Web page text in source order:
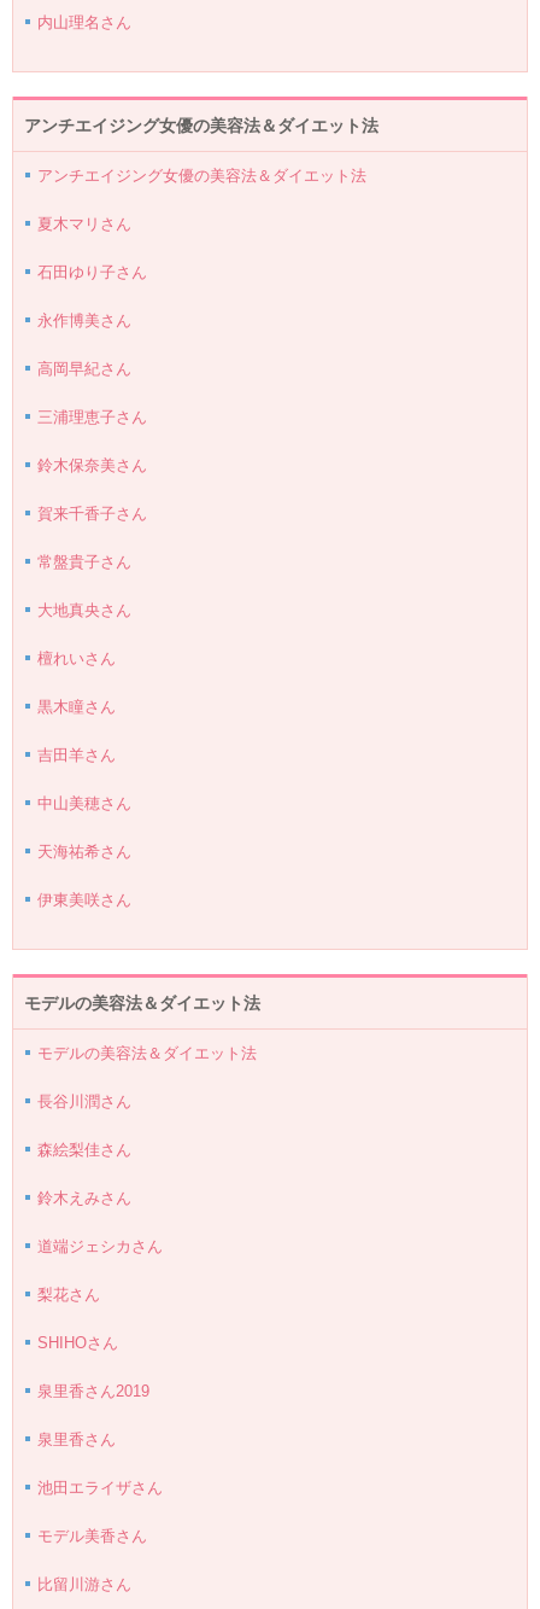
内山理名さん
アンチエイジング女優の美容法＆ダイエット法
アンチエイジング女優の美容法＆ダイエット法
夏木マリさん
石田ゆり子さん
永作博美さん
高岡早紀さん
三浦理恵子さん
鈴木保奈美さん
賀来千香子さん
常盤貴子さん
大地真央さん
檀れいさん
黒木瞳さん
吉田羊さん
中山美穂さん
天海祐希さん
伊東美咲さん
モデルの美容法＆ダイエット法
モデルの美容法＆ダイエット法
長谷川潤さん
森絵梨佳さん
鈴木えみさん
道端ジェシカさん
梨花さん
SHIHOさん
泉里香さん2019
泉里香さん
池田エライザさん
モデル美香さん
比留川游さん